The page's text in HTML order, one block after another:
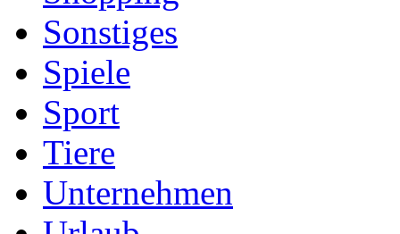
Sonstiges
Spiele
Sport
Tiere
Unternehmen